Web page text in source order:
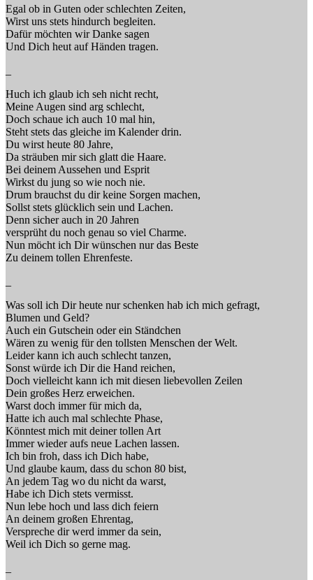
Egal ob in Guten oder schlechten Zeiten,
Wirst uns stets hindurch begleiten.
Dafür möchten wir Danke sagen
Und Dich heut auf Händen tragen.
Huch ich glaub ich seh nicht recht,
Meine Augen sind arg schlecht,
Doch schaue ich auch 10 mal hin,
Steht stets das gleiche im Kalender drin.
Du wirst heute 80 Jahre,
Da sträuben mir sich glatt die Haare.
Bei deinem Aussehen und Esprit
Wirkst du jung so wie noch nie.
Drum brauchst du dir keine Sorgen machen,
Sollst stets glücklich sein und Lachen.
Denn sicher auch in 20 Jahren
versprüht du noch genau so viel Charme.
Nun möcht ich Dir wünschen nur das Beste
Zu deinem tollen Ehrenfeste.
Was soll ich Dir heute nur schenken hab ich mich gefragt,
Blumen und Geld?
Auch ein Gutschein oder ein Ständchen
Wären zu wenig für den tollsten Menschen der Welt.
Leider kann ich auch schlecht tanzen,
Sonst würde ich Dir die Hand reichen,
Doch vielleicht kann ich mit diesen liebevollen Zeilen
Dein großes Herz erweichen.
Warst doch immer für mich da,
Hatte ich auch mal schlechte Phase,
Könntest mich mit deiner tollen Art
Immer wieder aufs neue Lachen lassen.
Ich bin froh, dass ich Dich habe,
Und glaube kaum, dass du schon 80 bist,
An jedem Tag wo du nicht da warst,
Habe ich Dich stets vermisst.
Nun lebe hoch und lass dich feiern
An deinem großen Ehrentag,
Verspreche dir werd immer da sein,
Weil ich Dich so gerne mag.